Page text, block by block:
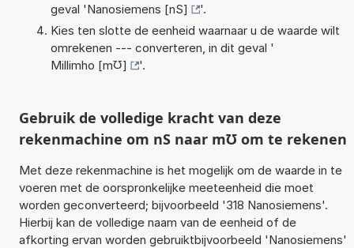
geval 'Nanosiemens [nS]
'.
Kies ten slotte de eenheid waarnaar u de waarde wilt
omrekenen --- converteren, in dit geval '
Millimho [m℧]
'.
Gebruik de volledige kracht van deze
rekenmachine om nS naar m℧ om te rekenen
Met deze rekenmachine is het mogelijk om de waarde in te
voeren met de oorspronkelijke meeteenheid die moet
worden geconverteerd; bijvoorbeeld '318 Nanosiemens'.
Hierbij kan de volledige naam van de eenheid of de
afkorting ervan worden gebruiktbijvoorbeeld 'Nanosiemens'